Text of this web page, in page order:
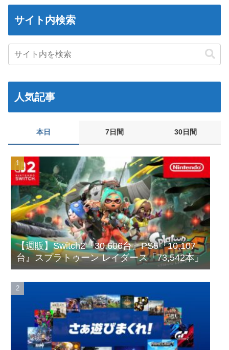
【〈物語〉シリーズ】セガ「忍野忍」「斧乃木余接」プライズフ
ィギュア【彩色原型公開】
【ナイトレイン】 舐め腐ったネタビルドで床舐めしまくる「俺っ
て面白いやろ？」みたいな寒い奴
【ウルトラQ】 「ナメゴン」とかいうシリーズ初の宇宙怪獣
【艦これ】 募：ヴィスビィの触媒
だろ・・・
西武・中村剛也、一軍昇格が秒読み！
フジ『有吉の夏休み』今夏も放送へ 有吉弘行の意味深発言でフ
ワちゃん復帰説が急浮上
【有能】政府「トラックはサービスエリア利用有料化すればサボ
らず走るし流問題解決じゃね？」
母と一緒の時に、明らかに足に障害がある方が歩いていた。母
「なんであんな歩き方なの？ふざけてるの？」
ソフトの入れ替えなんて10秒で済むのにそれを面倒くさいとか
DL版選ぶ理由だわとかなんなんアホなのか
ガルシア 打率.230 13打数3安打 2本塁打 7打点
伊勢鈴蘭さん、コカ・コーラ愛を全力アピール！
【速報】れいわ新選組さん「いのちの党」に改名ｗｗｗｗｗｗｗ
サイト内検索
人気記事
本日 7日間 30日間
【週販】Switch2『30,606台』PS5『10,107
台』スプラトゥーン レイダース「73,542本」